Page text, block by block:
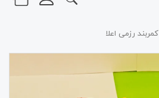
کمربند رزمی اعلا